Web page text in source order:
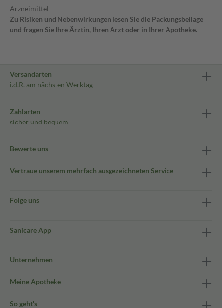
Arzneimittel
Zu Risiken und Nebenwirkungen lesen Sie die Packungsbeilage
und fragen Sie Ihre Ärztin, Ihren Arzt oder in Ihrer Apotheke.
Versandarten
i.d.R. am nächsten Werktag
Zahlarten
sicher und bequem
Bewerte uns
Vertraue unserem mehrfach ausgezeichneten Service
Folge uns
Sanicare App
Unternehmen
Meine Apotheke
So geht's